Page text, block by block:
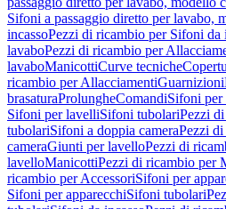
Sifoni a passaggio diretto per lavabo,
incassoPezzi di ricambio per Sifoni da
lavaboPezzi di ricambio per
lavaboManicottiCurve tecniche
ricambio per AllacciamentiGuarnizioni
brasaturaProlungheComandiSifoni per
Sifoni per lavelliSifoni tubolariPezzi
tubolariSifoni a doppia cameraPezzi
cameraGiunti per lavelloPezzi di
lavelloManicottiPezzi di ricambio per
ricambio per AccessoriSifoni per
Sifoni per apparecchiSifoni tubolari